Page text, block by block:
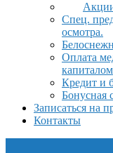
Спец.
осмотра.
Оплата
капиталом
Кредит и
Бонусная
Записаться на
Контакты